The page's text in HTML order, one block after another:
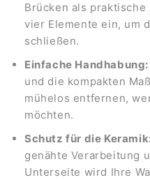
Brücken als
vier Elemente ein, um
schließen.
Einfache Handhabung:
und die kompakten
mühelos entfernen,
möchten.
Schutz für die
genähte Verarbeitung
Unterseite wird Ihre